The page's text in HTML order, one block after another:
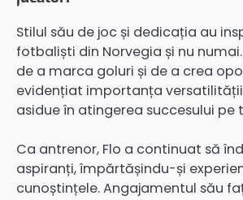
Stilul său de joc și dedicația au
fotbaliști din Norvegia și nu
de a marca goluri și de a crea
evidențiat importanța
asidue în atingerea succesului pe
Ca antrenor, Flo a continuat să
aspiranți, împărtășindu-și
cunoștințele. Angajamentul său